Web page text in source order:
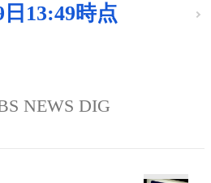
13:49時点
NEWS DIG